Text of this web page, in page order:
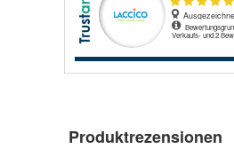
Produktrezensionen